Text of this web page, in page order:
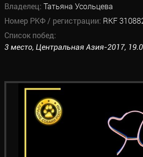
Владелец: Татьяна Усольцева
Номер РКФ / регистрации: RKF
Список побед:
3 место, Центральная Азия-2017,